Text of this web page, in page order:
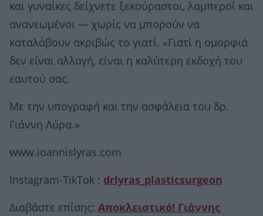
και γυναίκες δείχνετε ξεκούραστοι, λαμπεροί και
ανανεωμένοι — χωρίς να μπορούν να
καταλάβουν ακριβώς το γιατί. «Γιατί η ομορφιά
δεν είναι αλλαγή, είναι η καλύτερη εκδοχή του
εαυτού σας.
Με την υπογραφή και την ασφάλεια του δρ.
Γιάννη Λύρα.»
www.ioannislyras.com
Instagram-TikTok : drlyras_plasticsurgeon
Διαβάστε επίσης: Αποκλειστικό! Γιάννης